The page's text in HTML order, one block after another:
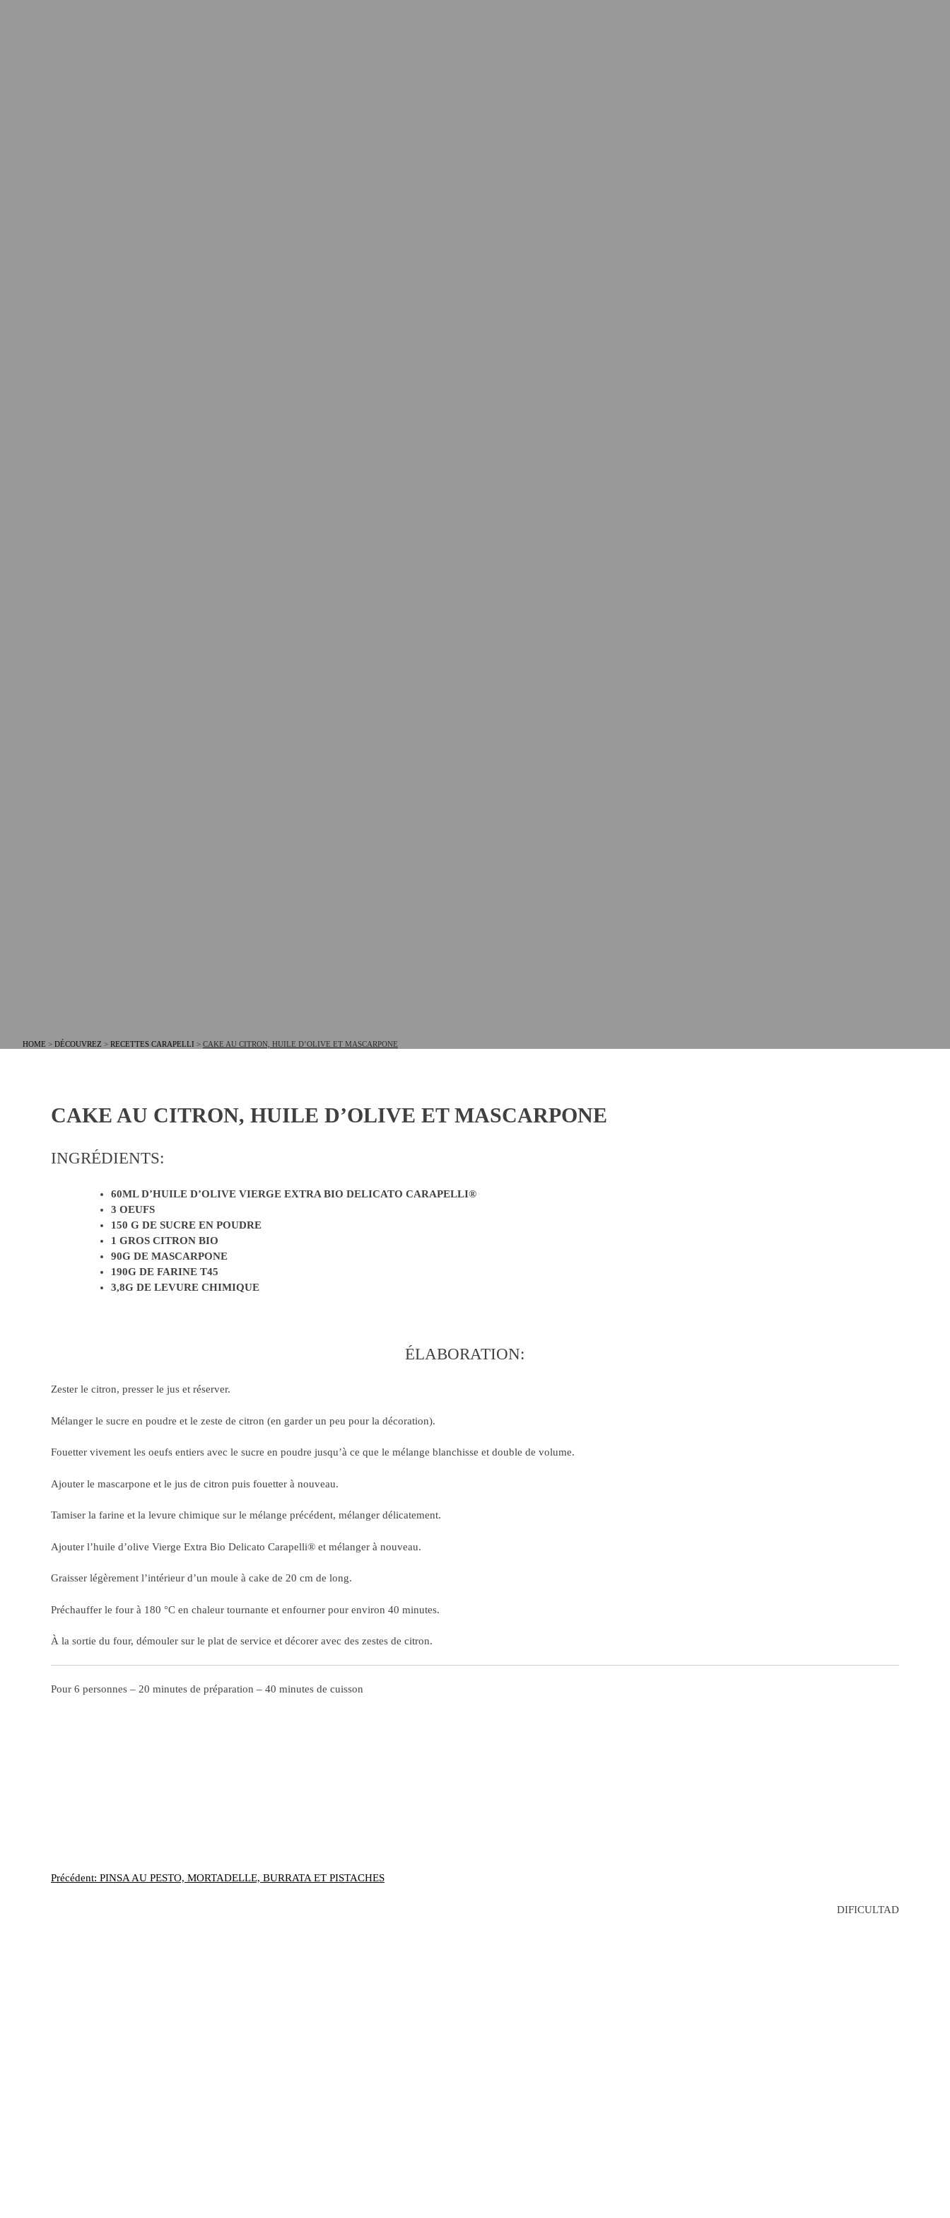
HOME > DÉCOUVREZ > RECETTES CARAPELLI > CAKE AU CITRON, HUILE D’OLIVE ET MASCARPONE
CAKE AU CITRON, HUILE D’OLIVE ET MASCARPONE
INGRÉDIENTS:
60ML D’HUILE D’OLIVE VIERGE EXTRA BIO DELICATO CARAPELLI®
3 OEUFS
150 G DE SUCRE EN POUDRE
1 GROS CITRON BIO
90G DE MASCARPONE
190G DE FARINE T45
3,8G DE LEVURE CHIMIQUE
ÉLABORATION:
Zester le citron, presser le jus et réserver.
Mélanger le sucre en poudre et le zeste de citron (en garder un peu pour la décoration).
Fouetter vivement les oeufs entiers avec le sucre en poudre jusqu’à ce que le mélange blanchisse et double de volume.
Ajouter le mascarpone et le jus de citron puis fouetter à nouveau.
Tamiser la farine et la levure chimique sur le mélange précédent, mélanger délicatement.
Ajouter l’huile d’olive Vierge Extra Bio Delicato Carapelli® et mélanger à nouveau.
Graisser légèrement l’intérieur d’un moule à cake de 20 cm de long.
Préchauffer le four à 180 °C en chaleur tournante et enfourner pour environ 40 minutes.
À la sortie du four, démouler sur le plat de service et décorer avec des zestes de citron.
Pour 6 personnes – 20 minutes de préparation – 40 minutes de cuisson
Navigation
Précédent: PINSA AU PESTO, MORTADELLE, BURRATA ET PISTACHES
DIFICULTAD